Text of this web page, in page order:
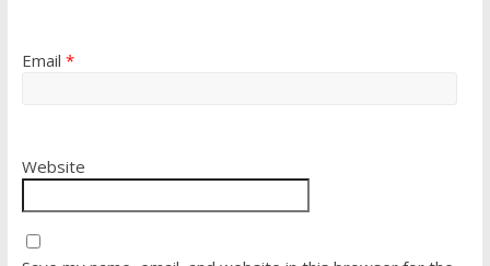
Email *
Website